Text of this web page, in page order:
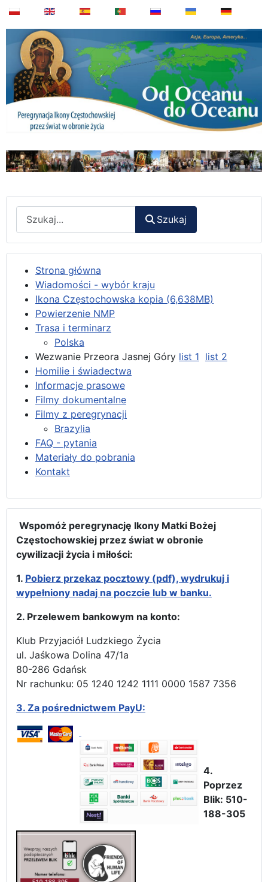
Szukaj
Strona główna
Wiadomości - wybór kraju
Ikona Częstochowska kopia (6,638MB)
Powierzenie NMP
Trasa i terminarz
Polska
Wezwanie Przeora Jasnej Góry list 1 list 2
Homilie i świadectwa
Informacje prasowe
Filmy dokumentalne
Filmy z peregrynacji
Brazylia
FAQ - pytania
Materiały do pobrania
Kontakt
Wspomóż peregrynację Ikony Matki Bożej
Częstochowskiej przez świat w obronie
cywilizacji życia i miłości:
1. Pobierz przekaz pocztowy (pdf), wydrukuj i
wypełniony nadaj na poczcie lub w banku.
2. Przelewem bankowym na konto:
Klub Przyjaciół Ludzkiego Życia
ul. Jaśkowa Dolina 47/1a
80-286 Gdańsk
Nr rachunku: 05 1240 1242 1111 0000 1587 7356
3. Za pośrednictwem PayU:
4.
Poprzez
Blik: 510-
188-305